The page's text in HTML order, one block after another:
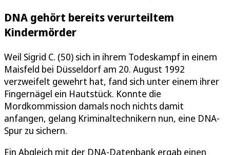
DNA gehört bereits verurteiltem
Kindermörder
Weil Sigrid C. (50) sich in ihrem Todeskampf in einem
Maisfeld bei Düsseldorf am 20. August 1992
verzweifelt gewehrt hat, fand sich unter einem ihrer
Fingernägel ein Hautstück. Konnte die
Mordkommission damals noch nichts damit
anfangen, gelang Kriminaltechnikern nun, eine DNA-
Spur zu sichern.
Ein Abgleich mit der DNA-Datenbank ergab einen